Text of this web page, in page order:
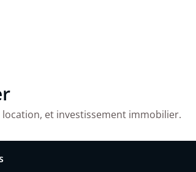
et investissement immobilier.